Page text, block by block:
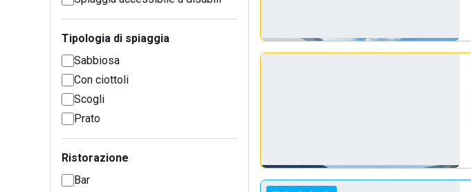
Tipologia di spiaggia
Sabbiosa
Con ciottoli
Scogli
Prato
Ristorazione
Bar